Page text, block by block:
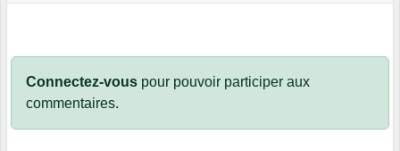
Connectez-vous pour pouvoir participer aux
commentaires.